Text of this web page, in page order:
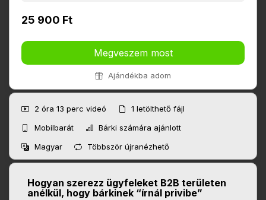
25 900 Ft
Megveszem most
Ajándékba adom
2 óra 13 perc videó 1 letölthető fájl
Mobilbarát
Bárki számára ajánlott
Magyar
Többször újranézhető
Hogyan szerezz ügyfeleket B2B területen
anélkül, hogy bárkinek “írnál privibe”